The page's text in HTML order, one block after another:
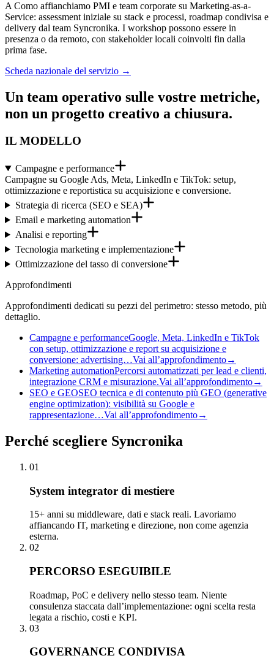
A Como affianchiamo PMI e team corporate su Marketing-as-a-
Service: assessment iniziale su stack e processi, roadmap condivisa e
delivery dal team Syncronika. I workshop possono essere in
presenza o da remoto, con stakeholder locali coinvolti fin dalla
prima fase.
Scheda nazionale del servizio →
Un team operativo sulle vostre metriche,
non un progetto creativo a chiusura.
IL MODELLO
Campagne e performance
Campagne su Google Ads, Meta, LinkedIn e TikTok: setup,
ottimizzazione e reportistica su acquisizione e conversione.
Strategia di ricerca (SEO e SEA)
Email e marketing automation
Analisi e reporting
Tecnologia marketing e implementazione
Ottimizzazione del tasso di conversione
Approfondimenti
Approfondimenti dedicati su pezzi del perimetro: stesso metodo, più
dettaglio.
Campagne e performanceGoogle, Meta, LinkedIn e TikTok
con setup, ottimizzazione e report su acquisizione e
conversione: advertising…Vai all’approfondimento→
Marketing automationPercorsi automatizzati per lead e clienti,
integrazione CRM e misurazione.Vai all’approfondimento→
SEO e GEOSEO tecnica e di contenuto più GEO (generative
engine optimization): visibilità su Google e
rappresentazione…Vai all’approfondimento→
Perché scegliere Syncronika
01
System integrator di mestiere
15+ anni su middleware, dati e stack reali. Lavoriamo
affiancando IT, marketing e direzione, non come agenzia
esterna.
02
PERCORSO ESEGUIBILE
Roadmap, PoC e delivery nello stesso team. Niente
consulenza staccata dall’implementazione: ogni scelta resta
legata a rischio, costi e KPI.
03
GOVERNANCE CONDIVISA